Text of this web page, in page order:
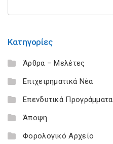
Κατηγορίες
Άρθρα – Μελέτες
Επιχειρηματικά Νέα
Επενδυτικά Προγράμματα
Άποψη
Φορολογικό Αρχείο